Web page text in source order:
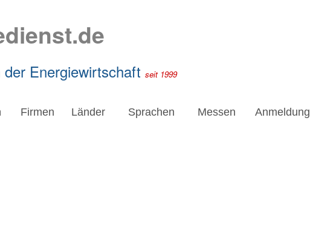
Energiewirtschaft seit 1999
Firmen Länder Sprachen Messen Anmeldung